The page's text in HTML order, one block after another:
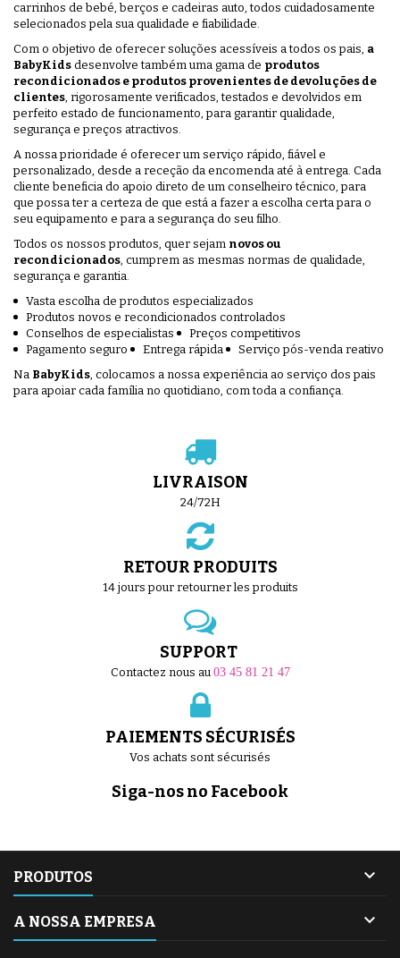
carrinhos de bebé, berços e cadeiras auto, todos cuidadosamente
selecionados pela sua qualidade e fiabilidade.
Com o objetivo de oferecer soluções acessíveis a todos os pais, a
BabyKids desenvolve também uma gama de produtos
recondicionados e produtos provenientes de devoluções de
clientes, rigorosamente verificados, testados e devolvidos em
perfeito estado de funcionamento, para garantir qualidade,
segurança e preços atractivos.
A nossa prioridade é oferecer um serviço rápido, fiável e
personalizado, desde a receção da encomenda até à entrega. Cada
cliente beneficia do apoio direto de um conselheiro técnico, para
que possa ter a certeza de que está a fazer a escolha certa para o
seu equipamento e para a segurança do seu filho.
Todos os nossos produtos, quer sejam novos ou
recondicionados, cumprem as mesmas normas de qualidade,
segurança e garantia.
Vasta escolha de produtos especializados
Produtos novos e recondicionados controlados
Conselhos de especialistas
Preços competitivos
Pagamento seguro
Entrega rápida
Serviço pós-venda reativo
Na BabyKids, colocamos a nossa experiência ao serviço dos pais
para apoiar cada família no quotidiano, com toda a confiança.
LIVRAISON
24/72H
RETOUR PRODUITS
14 jours pour retourner les produits
SUPPORT
Contactez nous au 03 45 81 21 47
PAIEMENTS SÉCURISÉS
Vos achats sont sécurisés
Siga-nos no Facebook
PRODUTOS 
A NOSSA EMPRESA 